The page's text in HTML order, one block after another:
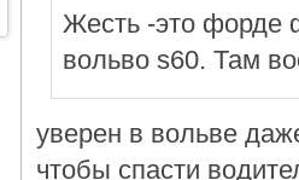
Жесть -это форде
вольво s60. Там
уверен в вольве
чтобы спасти